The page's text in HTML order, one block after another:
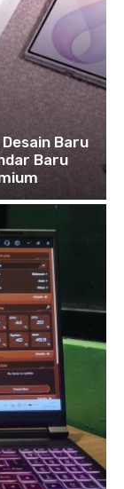
Baru
Baru